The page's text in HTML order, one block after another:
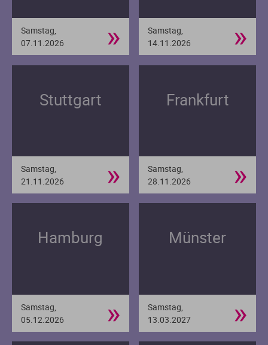
Samstag,
07.11.2026
»
Samstag,
14.11.2026
»
Stuttgart
Samstag,
21.11.2026
»
Frankfurt
Samstag,
28.11.2026
»
Hamburg
Samstag,
05.12.2026
»
Münster
Samstag,
13.03.2027
»